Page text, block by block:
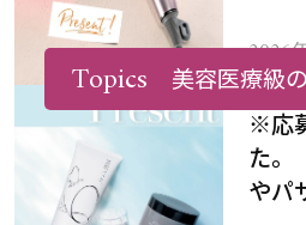
ヘア
をプ
2026
で
※応
た。
やパ
Topics 美容医療級